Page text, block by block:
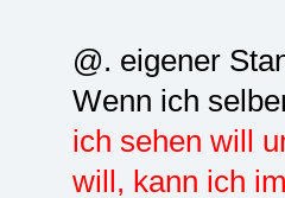
@. eigener
Wenn ich
ich sehen will
will, kann ich